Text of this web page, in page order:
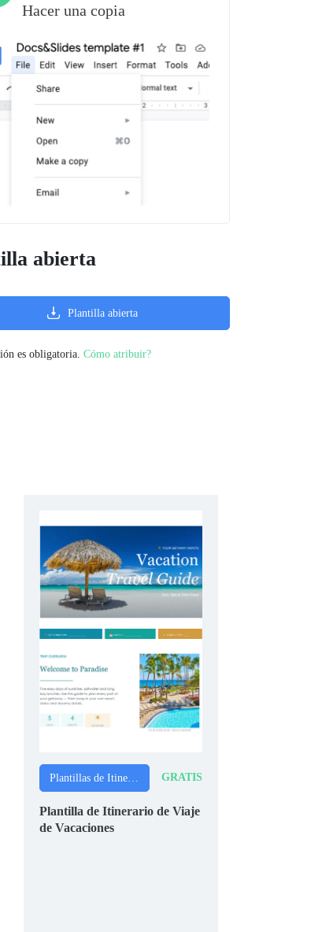
Hacer una copia
abierta
Plantilla abierta
es obligatoria. Cómo atribuir?
Plantillas de Itinerarios GRATIS
Plantilla de Itinerario de Viaje
de Vacaciones